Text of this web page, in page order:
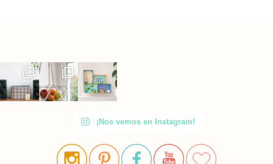
¡Nos vemos en Instagram!